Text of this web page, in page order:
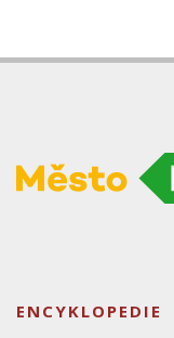
ENCYKLOPEDIE